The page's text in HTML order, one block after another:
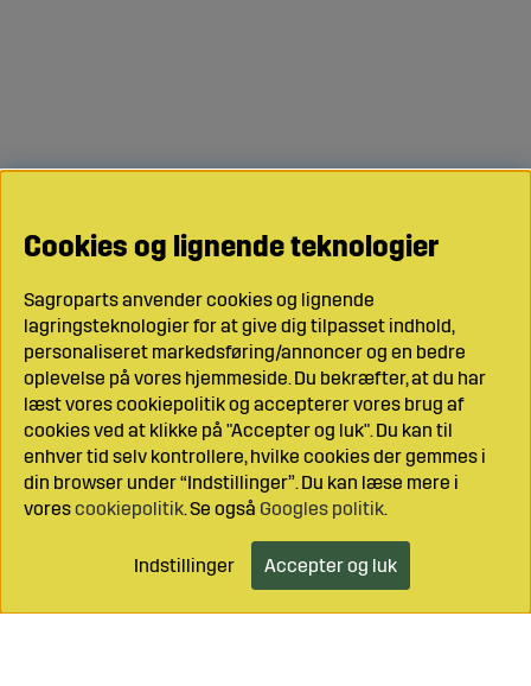
Cookies og lignende teknologier
Sagroparts anvender cookies og lignende
lagringsteknologier for at give dig tilpasset indhold,
personaliseret markedsføring/annoncer og en bedre
oplevelse på vores hjemmeside. Du bekræfter, at du har
læst vores cookiepolitik og accepterer vores brug af
cookies ved at klikke på "Accepter og luk". Du kan til
enhver tid selv kontrollere, hvilke cookies der gemmes i
din browser under “Indstillinger”. Du kan læse mere i
vorescookiepolitik. Se også Googles politik.
Indstillinger Accepter og luk